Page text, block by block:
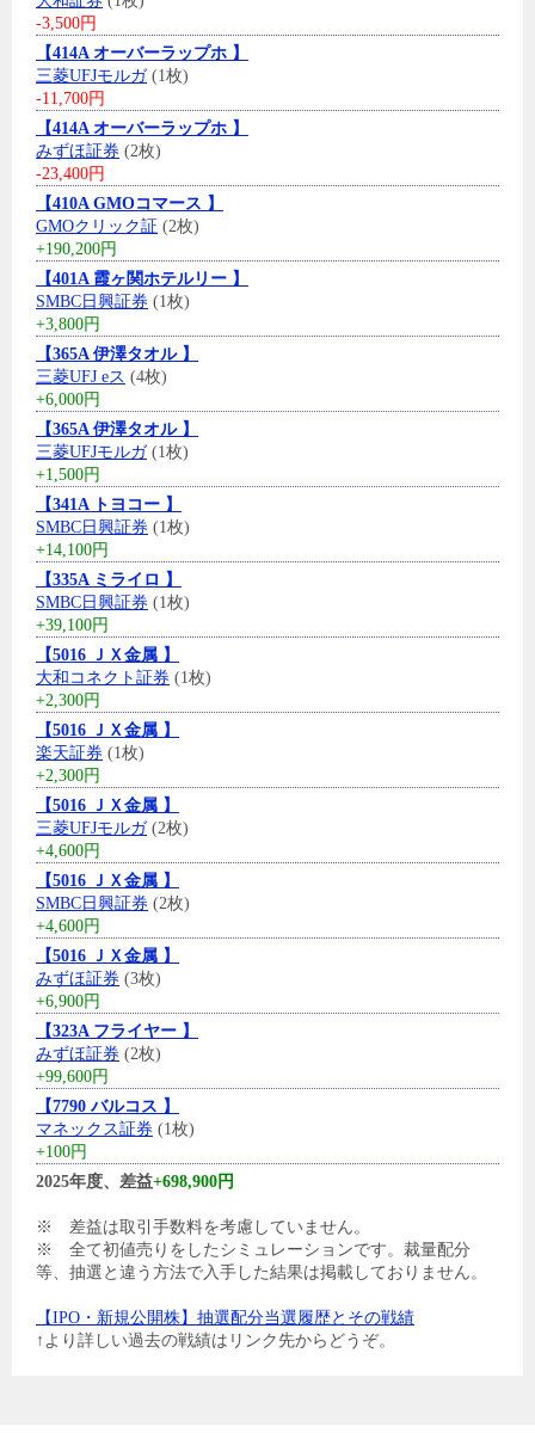
-3,500円
【414A オーバーラップホ 】
三菱UFJモルガ(1枚)
-11,700円
【414A オーバーラップホ 】
みずほ証券 (2枚)
-23,400円
【410A GMOコマース 】
GMOクリック証 (2枚)
+190,200円
【401A 霞ヶ関ホテルリー 】
SMBC日興証券 (1枚)
+3,800円
【365A 伊澤タオル 】
三菱UFJ eス (4枚)
+6,000円
【365A 伊澤タオル 】
三菱UFJモルガ(1枚)
+1,500円
【341A トヨコー 】
SMBC日興証券 (1枚)
+14,100円
【335A ミライロ 】
SMBC日興証券 (1枚)
+39,100円
【5016 ＪＸ金属 】
大和コネクト証券 (1枚)
+2,300円
【5016 ＪＸ金属 】
楽天証券 (1枚)
+2,300円
【5016 ＪＸ金属 】
三菱UFJモルガ(2枚)
+4,600円
【5016 ＪＸ金属 】
SMBC日興証券 (2枚)
+4,600円
【5016 ＪＸ金属 】
みずほ証券 (3枚)
+6,900円
【323A フライヤー 】
みずほ証券 (2枚)
+99,600円
【7790 バルコス 】
マネックス証券 (1枚)
+100円
2025年度、差益+698,900円
※ 差益は取引手数料を考慮していません。
※ 全て初値売りをしたシミュレーションです。裁量配分
等、抽選と違う方法で入手した結果は掲載しておりません。
【IPO・新規公開株】抽選配分当選履歴とその戦績
↑より詳しい過去の戦績はリンク先からどうぞ。